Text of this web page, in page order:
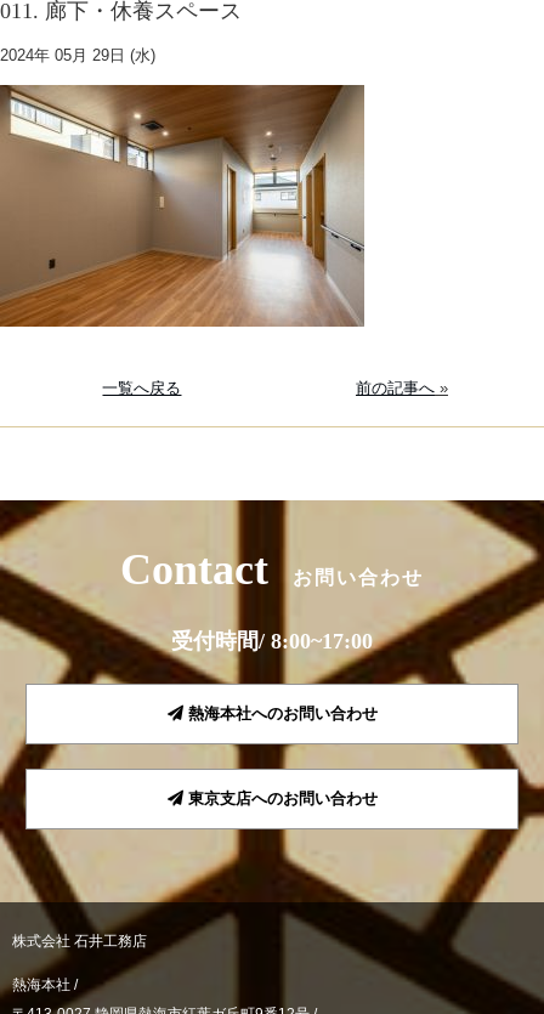
011. 廊下・休養スペース
2024年 05月 29日 (水)
一覧へ戻る 前の記事へ»
Contact お問い合わせ
受付時間/ 8:00~17:00
熱海本社へのお問い合わせ
東京支店へのお問い合わせ
株式会社 石井工務店
熱海本社 /